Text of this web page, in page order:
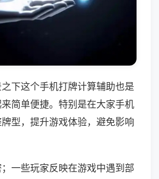
下这个手机打牌计算辅助也是
简单便捷。特别是在大家手机
型，提升游戏体验，避免影响
一些玩家反映在游戏中遇到部